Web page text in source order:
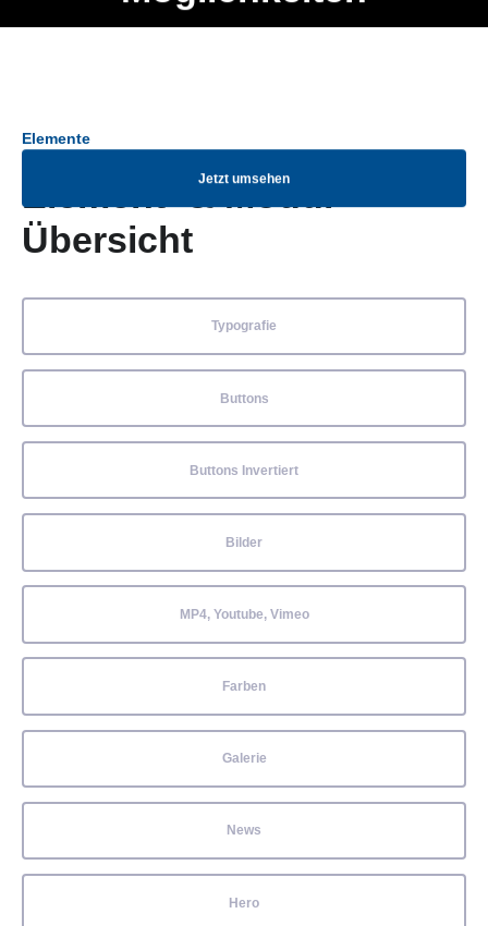
Jetzt umsehen
Elemente
Element- & Modul-
Übersicht
Typografie
Buttons
Buttons Invertiert
Bilder
MP4, Youtube, Vimeo
Farben
Galerie
News
Hero